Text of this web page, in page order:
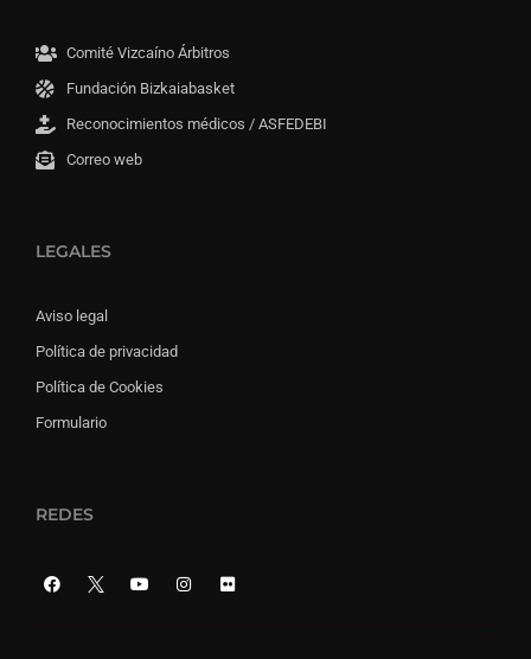
Comité Vizcaíno Árbitros
Fundación Bizkaiabasket
Reconocimientos médicos / ASFEDEBI
Correo web
LEGALES
Aviso legal
Política de privacidad
Política de Cookies
Formulario
REDES